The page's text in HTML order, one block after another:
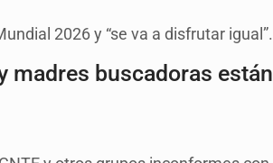
2026 y “se va a disfrutar igual”.
madres buscadoras están